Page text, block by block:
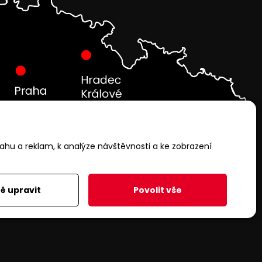
a reklam, k analýze návštěvnosti a ke zobrazení
upravit Povolit vše